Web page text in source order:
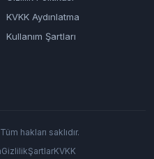
KVKK Aydınlatma
Kullanım Şartları
hakları saklıdır.
GizlilikŞartlarKVKK